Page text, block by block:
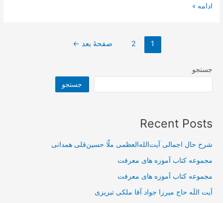
مبعث
ادامه »
1
2 صفحهٔ بعد ←
جستجو
جستجو
Recent Posts
شرح حال اجمالی آیت‌الله‌العظمی ملّا حسین‌قلی همدانی
مجموعه کتاب آموزه های معرفت
مجموعه کتاب آموزه های معرفت
آیت اللَه حاج میرزا جواد آقا ملکی تبریزی